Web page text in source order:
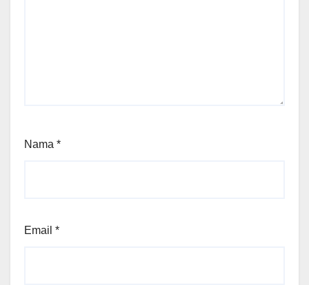
Nama *
Email *